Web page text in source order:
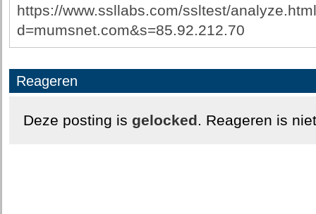
https://www.ssllabs.com/ssltest/
d=mumsnet.com&s=85.92.212.70
Reageren
Deze posting is gelocked. Reageren is